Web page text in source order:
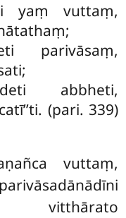
yaṃ vuttaṃ,
parivāsaṃ,
abbheti,
(pari. 339)
vuttaṃ,
vitthārato